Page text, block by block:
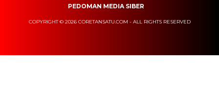
PEDOMAN MEDIA SIBER
COPYRIGHT © 2026 CORETANSATU.COM - ALL RIGHTS RESERVED